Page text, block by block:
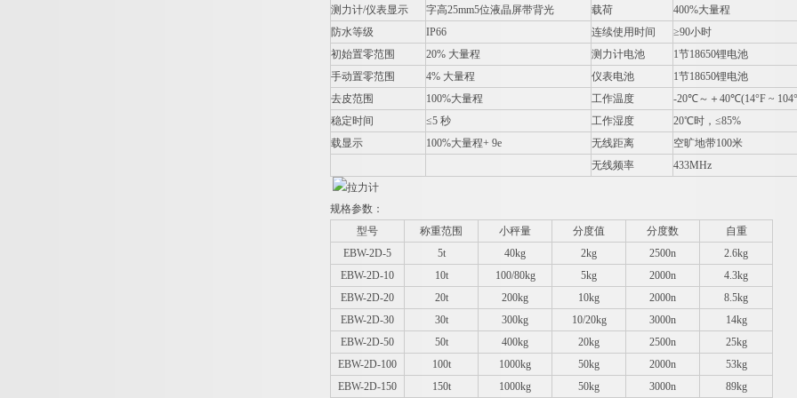
测力计/仪表显示 字高25mm5位液晶屏带背光 载荷 400%大量程
防水等级
IP66 连续使用时间
≥90小时
初始置零范围
20% 大量程 测力计电池 1节18650锂电池
手动置零范围
4% 大量程 仪表电池 1节18650锂电池
去皮范围
100%大量程 工作温度 -20℃～＋40℃(14°F ~
稳定时间
≤5 秒 工作湿度 20℃时，≤85%
载显示
100%大量程+ 9e 无线距离
空旷地带100米
无线频率
433MHz
规格参数：
型号
称重范围 小秤量 分度值 分度数
自重
EBW-2D-5
5t 40kg 2kg 2500n
2.6kg
EBW-2D-10
10t 100/80kg 5kg 2000n
4.3kg
EBW-2D-20
20t 200kg 10kg 2000n
8.5kg
EBW-2D-30
30t 300kg 10/20kg 3000n
14kg
EBW-2D-50
50t 400kg 20kg 2500n
25kg
EBW-2D-100
100t 1000kg 50kg 2000n
53kg
EBW-2D-150
150t 1000kg 50kg 3000n 89kg